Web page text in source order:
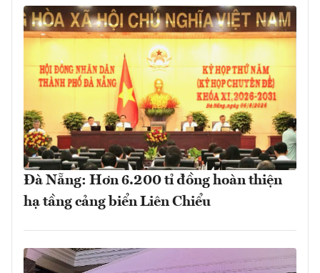
Đà Nẵng: Hơn 6.200 tỉ đồng hoàn thiện
hạ tầng cảng biển Liên Chiểu